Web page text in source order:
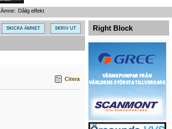
Ämne: Dålig effekt
SKICKA ÄMNET SKRIV UT
Citera
Right Block